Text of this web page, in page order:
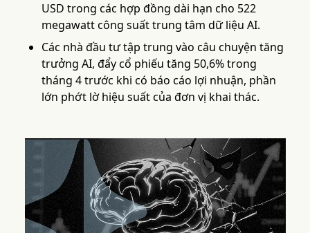
USD trong các hợp đồng dài hạn cho 522
megawatt công suất trung tâm dữ liệu AI.
Các nhà đầu tư tập trung vào câu chuyện tăng
trưởng AI, đẩy cổ phiếu tăng 50,6% trong
tháng 4 trước khi có báo cáo lợi nhuận, phần
lớn phớt lờ hiệu suất của đơn vị khai thác.